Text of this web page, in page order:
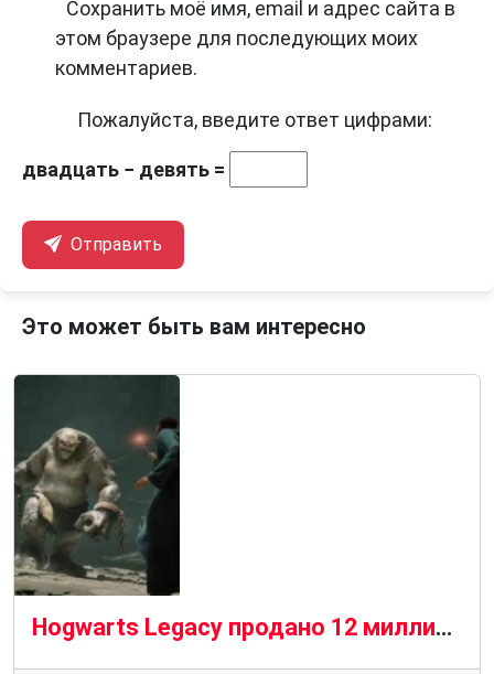
Сохранить моё имя, email и адрес сайта в
этом браузере для последующих моих
комментариев.
Пожалуйста, введите ответ цифрами:
двадцать − девять =
Отправить
Это может быть вам интересно
Hogwarts Legacy продано 12 миллионов за две недели, что стало крупнейшим запуском Warner Bros. Games за всю историю